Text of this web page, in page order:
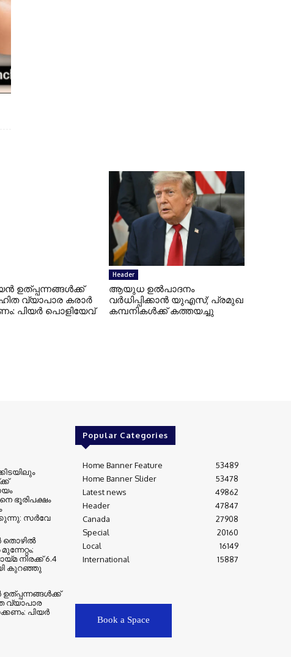
ഉത്പ്പന്നങ്ങള്‍ക്ക്
വ്യാപാര കരാര്‍
പിയര്‍ പൊളിയേവ്
Header
ആയുധ ഉല്‍പാദനം
വര്‍ധിപ്പിക്കാന്‍ യുഎസ്; പ്രമുഖ
കമ്പനികള്‍ക്ക് കത്തയച്ചു
ഭൂരിപക്ഷം
സര്‍വേ
തൊഴില്‍
നിരക്ക് 6.4
കുറഞ്ഞു
വ്യാപാര
പിയര്‍
Popular Categories
Home Banner Feature
53489
Home Banner Slider
53478
Latest news
49862
Header
47847
Canada
27908
Special
20160
Local
16149
International
15887
Book a Space